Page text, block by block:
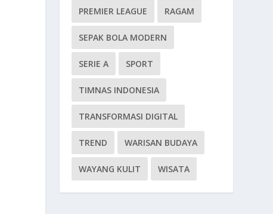
PREMIER LEAGUE RAGAM
SEPAK BOLA MODERN
SERIE A SPORT
TIMNAS INDONESIA
TRANSFORMASI DIGITAL
TREND WARISAN BUDAYA
WAYANG KULIT WISATA